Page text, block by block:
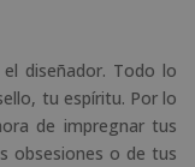
diseñador. Todo lo
tu espíritu. Por lo
de impregnar tus
obsesiones o de tus